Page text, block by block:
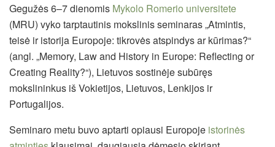
Gegužės 6–7 dienomis Mykolo Romerio universitete
(MRU) vyko tarptautinis mokslinis seminaras „Atmintis,
teisė ir istorija Europoje: tikrovės atspindys ar kūrimas?“
(angl. „Memory, Law and History in Europe: Reflecting or
Creating Reality?“), Lietuvos sostinėje subūręs
mokslininkus iš Vokietijos, Lietuvos, Lenkijos ir
Portugalijos.
Seminaro metu buvo aptarti opiausi Europoje istorinės